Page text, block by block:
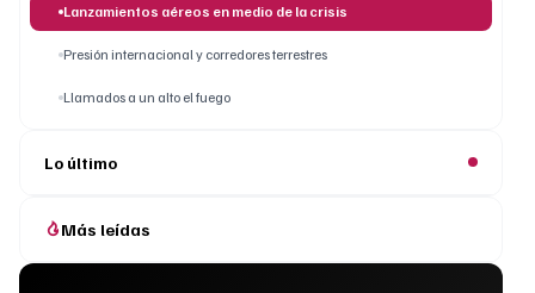
Lanzamientos aéreos en medio de la crisis
Presión internacional y corredores terrestres
Llamados a un alto el fuego
Lo último
Más leídas